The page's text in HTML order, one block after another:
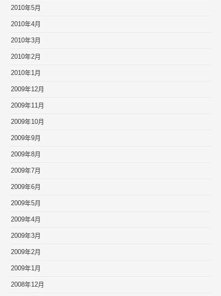
2010年5月
2010年4月
2010年3月
2010年2月
2010年1月
2009年12月
2009年11月
2009年10月
2009年9月
2009年8月
2009年7月
2009年6月
2009年5月
2009年4月
2009年3月
2009年2月
2009年1月
2008年12月